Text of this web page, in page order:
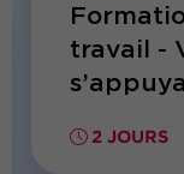
travail -
2 JOURS